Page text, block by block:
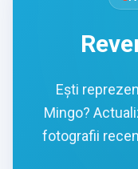
Ești
Mingo?
fotografii